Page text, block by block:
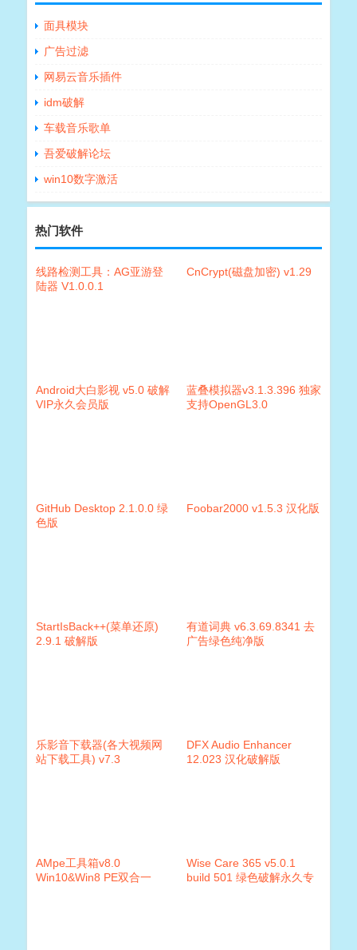
面具模块
广告过滤
网易云音乐插件
idm破解
车载音乐歌单
吾爱破解论坛
win10数字激活
热门软件
线路检测工具：AG亚游登
陆器 V1.0.0.1
CnCrypt(磁盘加密) v1.29
Android大白影视 v5.0 破解
VIP永久会员版
蓝叠模拟器v3.1.3.396 独家
支持OpenGL3.0
GitHub Desktop 2.1.0.0 绿
色版
Foobar2000 v1.5.3 汉化版
StartIsBack++(菜单还原)
2.9.1 破解版
有道词典 v6.3.69.8341 去
广告绿色纯净版
乐影音下载器(各大视频网
站下载工具) v7.3
DFX Audio Enhancer
12.023 汉化破解版
AMpe工具箱v8.0
Win10&Win8 PE双合一
Wise Care 365 v5.0.1
build 501 绿色破解永久专